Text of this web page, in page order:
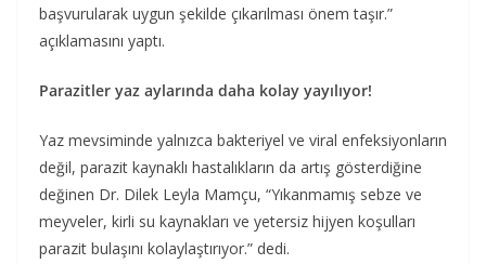
başvurularak uygun şekilde çıkarılması önem taşır.”
açıklamasını yaptı.
Parazitler yaz aylarında daha kolay yayılıyor!
Yaz mevsiminde yalnızca bakteriyel ve viral enfeksiyonların
değil, parazit kaynaklı hastalıkların da artış gösterdiğine
değinen Dr. Dilek Leyla Mamçu, “Yıkanmamış sebze ve
meyveler, kirli su kaynakları ve yetersiz hijyen koşulları
parazit bulaşını kolaylaştırıyor.” dedi.